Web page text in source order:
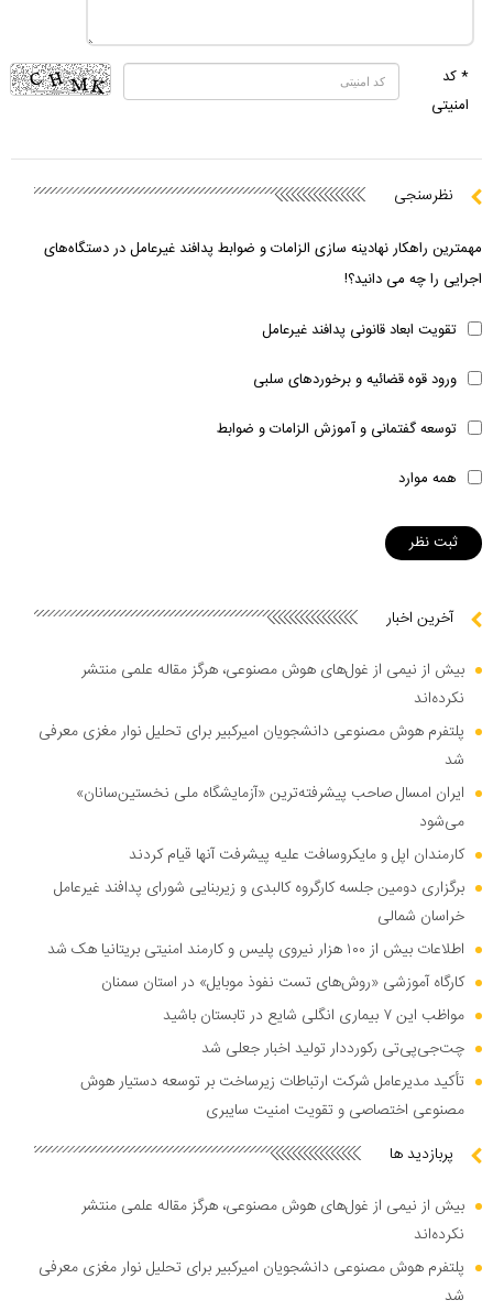
* کد
امنیتی
نظرسنجی
مهمترین راهکار نهادینه سازی الزامات و ضوابط پدافند غیرعامل در دستگاه‌های
اجرایی را چه می دانید؟!
تقویت ابعاد قانونی پدافند غیرعامل
ورود قوه قضائیه و برخوردهای سلبی
توسعه گفتمانی و آموزش الزامات و ضوابط
همه موارد
آخرین اخبار
بیش از نیمی از غول‌های هوش مصنوعی، هرگز مقاله علمی منتشر
نکرده‌اند
پلتفرم هوش مصنوعی دانشجویان امیرکبیر برای تحلیل نوار مغزی معرفی
شد
ایران امسال صاحب پیشرفته‌ترین «آزمایشگاه ملی نخستین‌سانان»
می‌شود
کارمندان اپل و مایکروسافت علیه پیشرفت آنها قیام کردند
برگزاری دومین جلسه کارگروه کالبدی و زیربنایی شورای پدافند غیرعامل
خراسان شمالی
اطلاعات بیش از ۱۰۰ هزار نیروی پلیس و کارمند امنیتی بریتانیا هک شد
کارگاه آموزشی «روش‌های تست نفوذ موبایل» در استان سمنان
مواظب این ۷ بیماری انگلی شایع در تابستان باشید
چت‌جی‌پی‌تی رکورددار تولید اخبار جعلی شد
تأکید مدیرعامل شرکت ارتباطات زیرساخت بر توسعه دستیار هوش
مصنوعی اختصاصی و تقویت امنیت سایبری
پربازدید ها
بیش از نیمی از غول‌های هوش مصنوعی، هرگز مقاله علمی منتشر
نکرده‌اند
پلتفرم هوش مصنوعی دانشجویان امیرکبیر برای تحلیل نوار مغزی معرفی
شد